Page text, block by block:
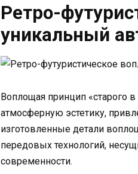
Ретро-
уникальный
Воплощая принцип «старого
атмосферную эстетику,
изготовленные детали
передовых технологий,
современности.